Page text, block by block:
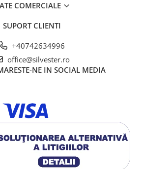
COMERCIALE
SUPORT CLIENTI
+40742634996
office@silvester.ro
NE IN SOCIAL MEDIA